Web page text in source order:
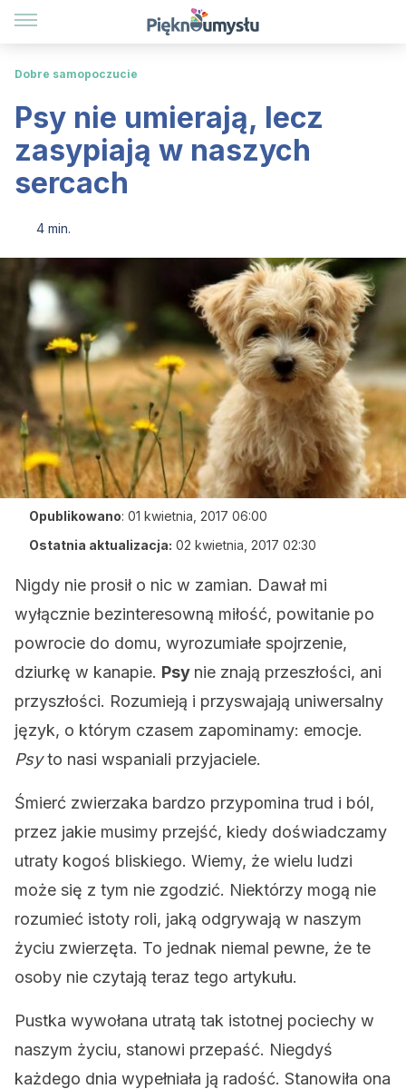
Dobre samopoczucie
Psy nie umierają, lecz
zasypiają w naszych
sercach
4 min.
Opublikowano: 01 kwietnia, 2017 06:00
Ostatnia aktualizacja: 02 kwietnia, 2017 02:30
Nigdy nie prosił o nic w zamian. Dawał mi
wyłącznie bezinteresowną miłość, powitanie po
powrocie do domu, wyrozumiałe spojrzenie,
dziurkę w kanapie. Psy nie znają przeszłości, ani
przyszłości. Rozumieją i przyswajają uniwersalny
język, o którym czasem zapominamy: emocje.
Psyto nasi wspaniali przyjaciele.
Śmierć zwierzaka bardzo przypomina trud i ból,
przez jakie musimy przejść, kiedy doświadczamy
utraty kogoś bliskiego. Wiemy, że wielu ludzi
może się z tym nie zgodzić. Niektórzy mogą nie
rozumieć istoty roli, jaką odgrywają w naszym
życiu zwierzęta. To jednak niemal pewne, że te
osoby nie czytają teraz tego artykułu.
Pustka wywołana utratą tak istotnej pociechy w
naszym życiu, stanowi przepaść. Niegdyś
każdego dnia wypełniała ją radość. Stanowiła ona